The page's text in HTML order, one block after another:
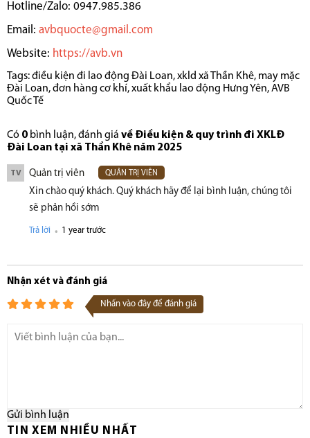
Hotline/Zalo: 0947.985.386
Email: avbquocte@gmail.com
Website: https://avb.vn
Tags:điều kiện đi lao động Đài Loan,xkld xã Thần Khê, may mặc
Đài Loan,đơn hàng cơ khí,xuất khẩu lao động Hưng Yên,AVB
Quốc Tế
Có 0 bình luận, đánh giá về Điều kiện & quy trình đi XKLĐ
Đài Loan tại xã Thần Khê năm 2025
TV Quản trị viên QUẢN TRỊ VIÊN
Xin chào quý khách. Quý khách hãy để lại bình luận, chúng tôi
sẽ phản hồi sớm
Trả lời . 1 year trước
Nhận xét và đánh giá
Nhấn vào đây để đánh giá
Gửi bình luận
TIN XEM NHIỀU NHẤT